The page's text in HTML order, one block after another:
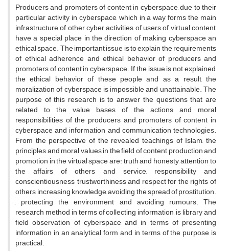
Producers and promoters of content in cyberspace, due to their
particular activity in cyberspace, which in a way forms the main
infrastructure of other cyber activities of users of virtual content,
have a special place in the direction of making cyberspace an
ethical space. The important issue is to explain the requirements
of ethical adherence and ethical behavior of producers and
promoters of content in cyberspace. If the issue is not explained,
the ethical behavior of these people and as a result, the
moralization of cyberspace is impossible and unattainable. The
purpose of this research is to answer the questions that are
related to the value bases of the actions and moral
responsibilities of the producers and promoters of content in
cyberspace and information and communication technologies.
From the perspective of the revealed teachings of Islam, the
principles and moral values in the field of content production and
promotion in the virtual space are: truth and honesty, attention to
the affairs of others and service, responsibility and
conscientiousness, trustworthiness and respect for the rights of
others, increasing knowledge, avoiding the spread of prostitution.
, protecting the environment and avoiding rumours. The
research method in terms of collecting information, is library and
field observation of cyberspace and in terms of presenting
information in an analytical form and in terms of the purpose is
practical.